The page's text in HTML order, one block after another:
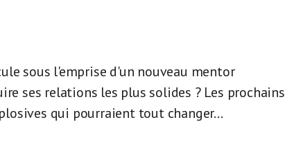
sous l'emprise d'un nouveau mentor
ses relations les plus solides ? Les prochains
qui pourraient tout changer...